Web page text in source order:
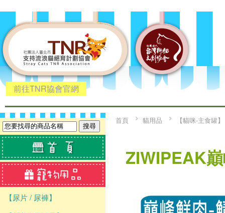
前往TNR協會官網
【尿片 / 尿褲】
首頁 貓用品 【貓咪-主食罐】
ZIWIPEAK